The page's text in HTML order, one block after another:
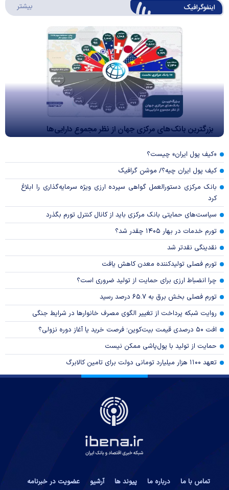
اینفوگرافیک بیشتر
بزرگترین بانک‌های مرکزی جهان از نظر مجموع دارایی‌ها
«کیف پول ایران» چیست؟
کیف پول ایران چیه؟/ موشن گرافیک
بانک مرکزی دستورالعمل گواهی سپرده ارزی ویژه سرمایه‌گذاری را ابلاغ
کرد
سیاست‌های حمایتی بانک مرکزی باید از کانال کنترل تورم بگذرد
تورم خدمات در بهار ۱۴۰۵ چقدر شد؟
نقدینگی نقدتر شد
تورم فصلی تولیدکننده معدن کاهش یافت
چرا انضباط ارزی برای حمایت از تولید ضروری است؟
تورم فصلی بخش برق به ۶۵.۷ درصد رسید
روایت شبکه پرداخت از تغییر الگوی مصرف خانوار‌ها در شرایط جنگی
افت ۵۰ درصدی قیمت بیت‌کوین؛ فرصت خرید یا آغاز دوره نزولی؟
حمایت از تولید با پول‌پاشی ممکن نیست
تعهد ۱۱۰۰ هزار میلیارد تومانی دولت برای تامین کالابرگ
تماس با ما درباره ما پیوند ها آرشیو عضویت در خبرنامه